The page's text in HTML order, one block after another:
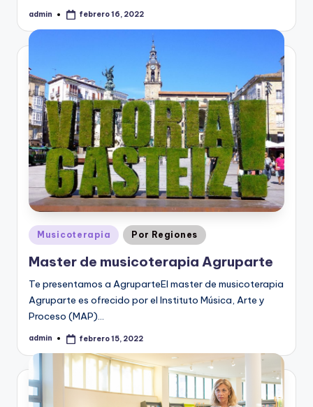
Publicado
admin febrero 16, 2022
Publicado
en
Musicoterapia Por Regiones
Master de musicoterapia Agruparte
Te presentamos a AgruparteEl master de musicoterapia
Agruparte es ofrecido por el Instituto Música, Arte y
Proceso (MAP)…
Publicado
admin febrero 15, 2022